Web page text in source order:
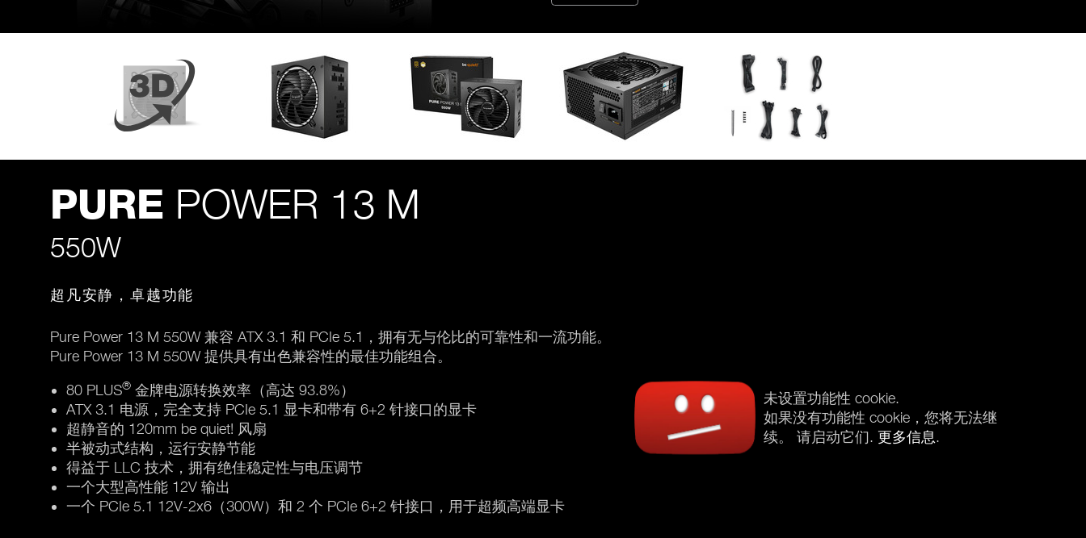
PURE POWER 13 M
550W
超凡安静，卓越功能
Pure Power 13 M 550W 兼容 ATX 3.1 和 PCIe 5.1，拥有无与伦比的可靠性和一流功能。
Pure Power 13 M 550W 提供具有出色兼容性的最佳功能组合。
80 PLUS® 金牌电源转换效率（高达 93.8%）
ATX 3.1 电源，完全支持 PCIe 5.1 显卡和带有 6+2 针接口的显卡
超静音的 120mm be quiet! 风扇
半被动式结构，运行安静节能
得益于 LLC 技术，拥有绝佳稳定性与电压调节
一个大型高性能 12V 输出
一个 PCIe 5.1 12V-2x6（300W）和 2 个 PCIe 6+2 针接口，用于超频高端显卡
未设置功能性 cookie.
如果没有功能性 cookie，您将无法继
续。 请启动它们.更多信息.